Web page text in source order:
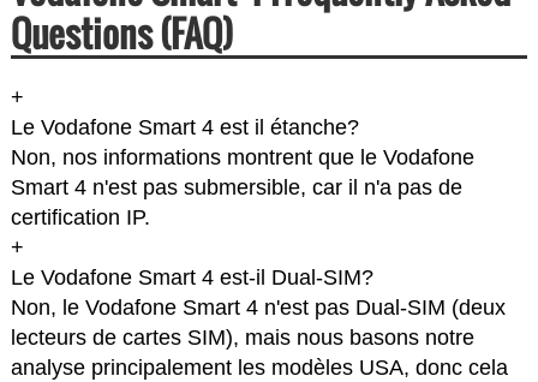
Questions (FAQ)
+
Le Vodafone Smart 4 est il étanche?
Non, nos informations montrent que le Vodafone
Smart 4 n'est pas submersible, car il n'a pas de
certification IP.
+
Le Vodafone Smart 4 est-il Dual-SIM?
Non, le Vodafone Smart 4 n'est pas Dual-SIM (deux
lecteurs de cartes SIM), mais nous basons notre
analyse principalement les modèles USA, donc cela